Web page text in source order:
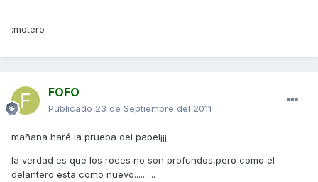
:motero
FOFO
Publicado 23 de Septiembre del 2011
mañana haré la prueba del papel¡¡¡
la verdad es que los roces no son profundos,pero como el
delantero esta como nuevo..........